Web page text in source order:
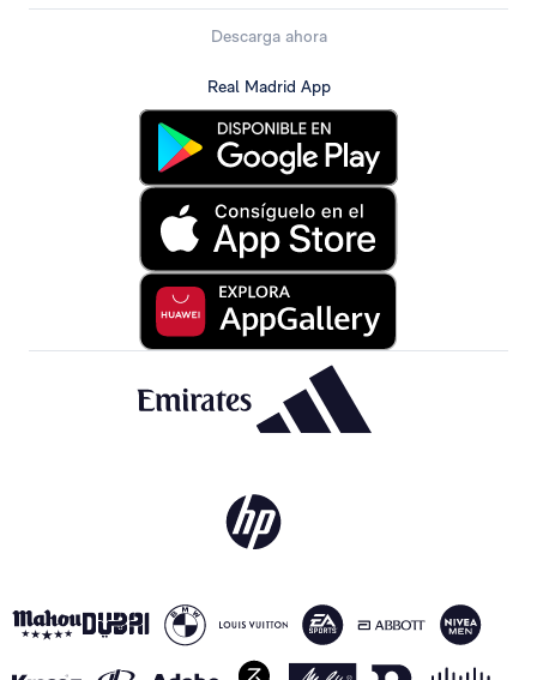
Descarga ahora
Real Madrid App